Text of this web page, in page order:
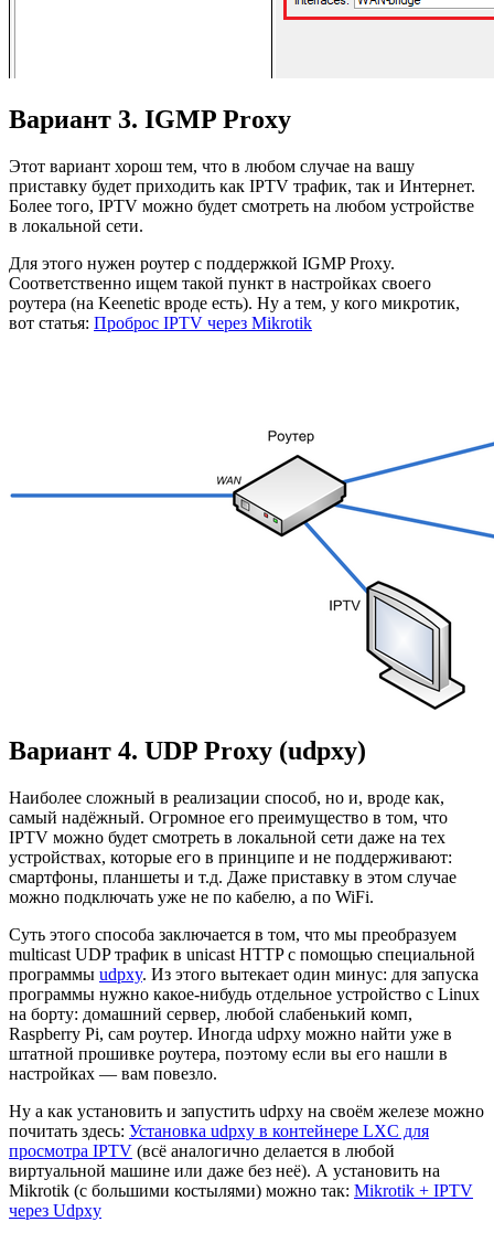
Вариант 3. IGMP Proxy
Этот вариант хорош тем, что в любом случае на вашу
приставку будет приходить как IPTV трафик, так и Интернет.
Более того, IPTV можно будет смотреть на любом устройстве
в локальной сети.
Для этого нужен роутер с поддержкой IGMP Proxy.
Соответственно ищем такой пункт в настройках своего
роутера (на Keenetic вроде есть). Ну а тем, у кого микротик,
вот статья: Проброс IPTV через Mikrotik
Вариант 4. UDP Proxy (udpxy)
Наиболее сложный в реализации способ, но и, вроде как,
самый надёжный. Огромное его преимущество в том, что
IPTV можно будет смотреть в локальной сети даже на тех
устройствах, которые его в принципе и не поддерживают:
смартфоны, планшеты и т.д. Даже приставку в этом случае
можно подключать уже не по кабелю, а по WiFi.
Суть этого способа заключается в том, что мы преобразуем
multicast UDP трафик в unicast HTTP с помощью специальной
программы udpxy. Из этого вытекает один минус: для запуска
программы нужно какое-нибудь отдельное устройство с Linux
на борту: домашний сервер, любой слабенький комп,
Raspberry Pi, сам роутер. Иногда udpxy можно найти уже в
штатной прошивке роутера, поэтому если вы его нашли в
настройках — вам повезло.
Ну а как установить и запустить udpxy на своём железе можно
почитать здесь: Установка udpxy в контейнере LXC для
просмотра IPTV (всё аналогично делается в любой
виртуальной машине или даже без неё). А установить на
Mikrotik (с большими костылями) можно так: Mikrotik + IPTV
через Udpxy